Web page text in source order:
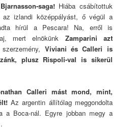
saga! Hiába csábítottuk
az izlandi középpályást, ő végül a
hírül a Pescara! Na, erről is
mert elnökünk Zamparini azt
Viviani és Calleri is
plusz Rispoli-val is sikerül
Calleri mást mond, mint,
Az argentin állítólag meggondolta
a Boca-nál. Egyre jobban megy a